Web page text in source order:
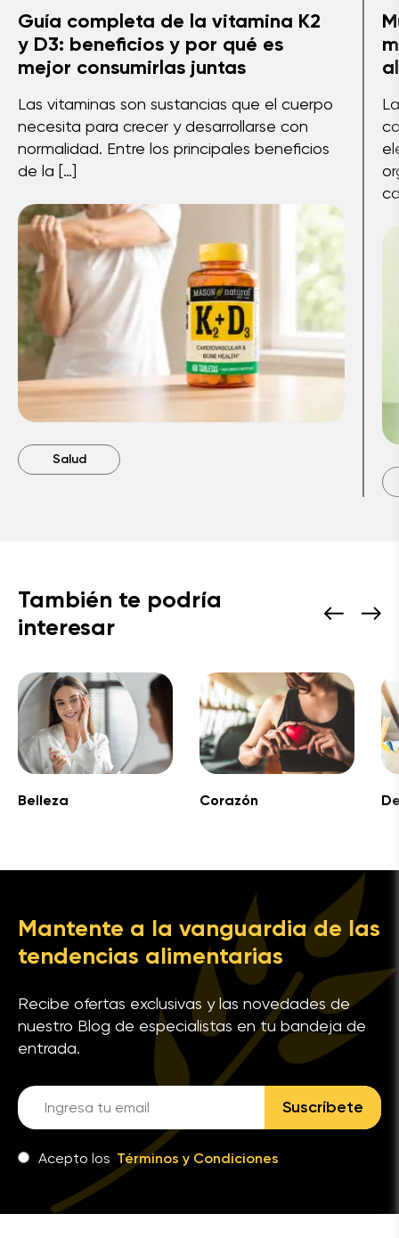
Guía completa de la vitamina K2
y D3: beneficios y por qué es
mejor consumirlas juntas
Las vitaminas son sustancias que el cuerpo
necesita para crecer y desarrollarse con
normalidad. Entre los principales beneficios
de la […]
Salud
También te podría
interesar
Belleza Corazón
Mantente a la vanguardia de las
tendencias alimentarias
Recibe ofertas exclusivas y las novedades de
nuestro Blog de especialistas en tu bandeja de
entrada.
Suscríbete
Acepto los Términos y Condiciones